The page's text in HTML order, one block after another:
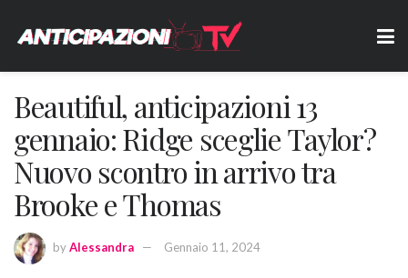
Beautiful, anticipazioni 13
gennaio: Ridge sceglie Taylor?
Nuovo scontro in arrivo tra
Brooke e Thomas
byAlessandra Gennaio 11, 2024